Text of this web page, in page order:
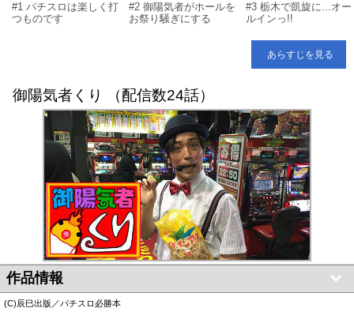
#1 パチスロは楽しく打
つものです
#2 御陽気者がホールを
お祭り騒ぎにする
#3 栃木で凱旋に...オー
ルインっ!!
あらすじを見る
御陽気者くり （配信数24話）
作品情報
(C)辰巳出版／パチスロ必勝本